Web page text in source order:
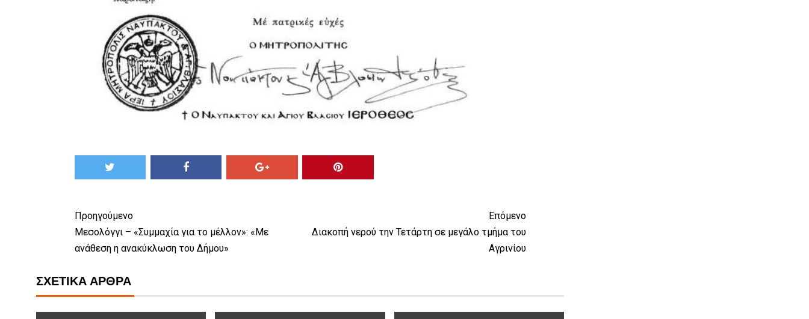
Προηγούμενο
Μεσολόγγι – «Συμμαχία για το μέλλον»: «Με
ανάθεση η ανακύκλωση του Δήμου»
Επόμενο
Διακοπή νερού την Τετάρτη σε μεγάλο τμήμα του
Αγρινίου
ΣΧΕΤΙΚΆ ΆΡΘΡΑ